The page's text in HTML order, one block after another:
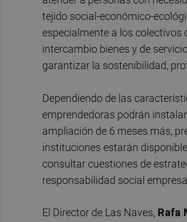
tejido social-económico-
especialmente a los colectivos
intercambio bienes y de
garantizar la sostenibilidad,
Dependiendo de las
emprendedoras podrán
ampliación de 6 meses más,
instituciones estarán
consultar cuestiones de
responsabilidad social
El Director de Las Naves, Rafa